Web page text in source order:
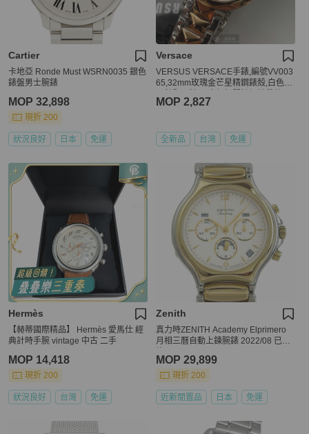
Cartier
卡地亞 Ronde Must WSRN0035 銀色
錶盤男士腕錶
MOP 32,898
現折 200
狀況良好 日本 免運
Versace
VERSUS VERSACE手錶,編號VV003
65,32mm玫瑰金芒星精鋼錶殼,白色中
MOP 2,827
全新品 台灣 免運
Hermès
【赫蒂國際精品】 Hermès 愛馬仕 經
典計時手腕 vintage 中古 二手
MOP 14,418
現折 200
狀況良好 台灣 免運
Zenith
真力時ZENITH Academy Elprimero
月相三曆自動上鍊腕錶 2022/08 已大
MOP 29,899
現折 200
近新閒置品 日本 免運